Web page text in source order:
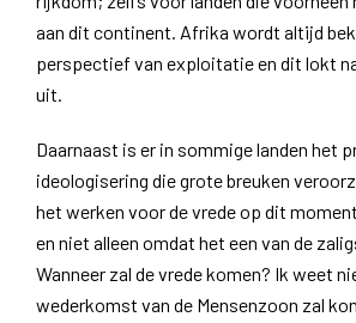
aan dit continent. Afrika wordt altijd
perspectief van exploitatie en dit lokt
uit.
Daarnaast is er in sommige landen het
ideologisering die grote breuken
het werken voor de vrede op dit
en niet alleen omdat het een van de
Wanneer zal de vrede komen? Ik weet
wederkomst van de Mensenzoon zal